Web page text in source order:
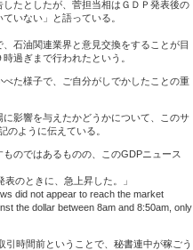
たとしたが、菅担当相はＧＤＰ発表後の
いない」と語っている。
石油関連業界と意見交換をすることが目
過ぎまで行われたという。
た様子で、ご自分がしでかしたことの重
影響を与えたかどうかについて、このサ
のように伝えている。
のではあるものの、このGDPニュース
のときに、急上昇した。」
did not appear to reach the market
the dollar between 8am and 8:50am, only
時間前ということで、秘書連中が稼ごう